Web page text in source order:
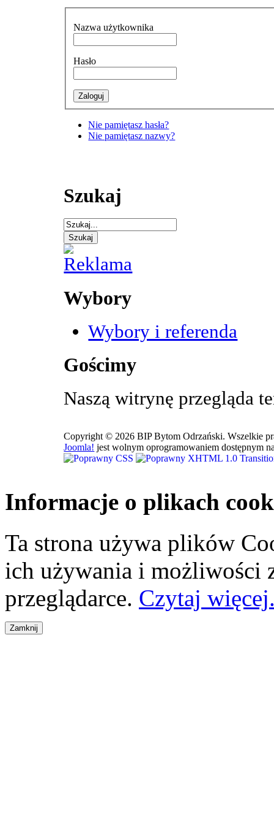
Nazwa użytkownika
Hasło
Nie pamiętasz hasła?
Nie pamiętasz nazwy?
Szukaj
Wybory
Wybory i referenda
Gościmy
Naszą witrynę przegląda
Copyright © 2026 BIP Bytom Odrzański. Wszelkie
Joomla! jest wolnym oprogramowaniem dostępnym
Informacje o plikach
Ta strona używa plików
ich używania i możliwości
przeglądarce. Czytaj